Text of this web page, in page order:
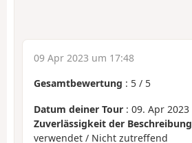
09 Apr 2023 um 17:48
Gesamtbewertung : 5 / 5
Datum deiner Tour : 09. Apr 2023
Zuverlässigkeit der Beschreibung
verwendet / Nicht zutreffend